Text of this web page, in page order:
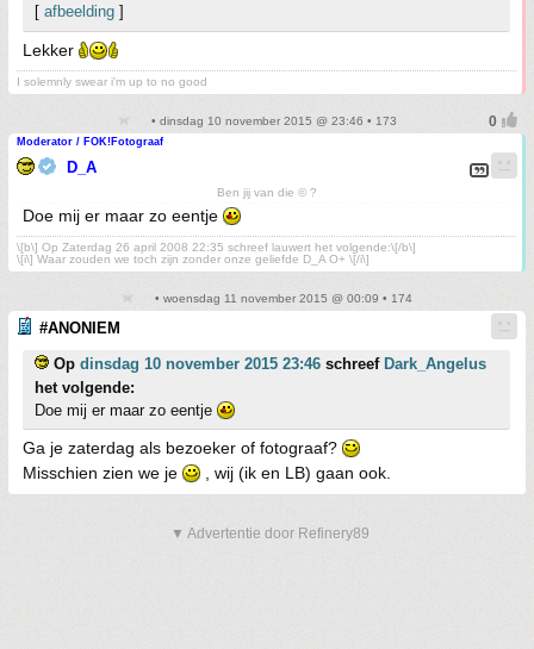
[ afbeelding ]
Lekker
I solemnly swear i'm up to no good
• dinsdag 10 november 2015 @ 23:46 • 173
Moderator / FOK!Fotograaf
D_A
Ben jij van die © ?
Doe mij er maar zo eentje
\[b\] Op Zaterdag 26 april 2008 22:35 schreef lauwert het volgende:\[/b\]
\[i\] Waar zouden we toch zijn zonder onze geliefde D_A O+ \[/i\]
• woensdag 11 november 2015 @ 00:09 • 174
#ANONIEM
Op dinsdag 10 november 2015 23:46 schreef Dark_Angelus
het volgende:
Doe mij er maar zo eentje
Ga je zaterdag als bezoeker of fotograaf?
Misschien zien we je
, wij (ik en LB) gaan ook.
▼ Advertentie door Refinery89